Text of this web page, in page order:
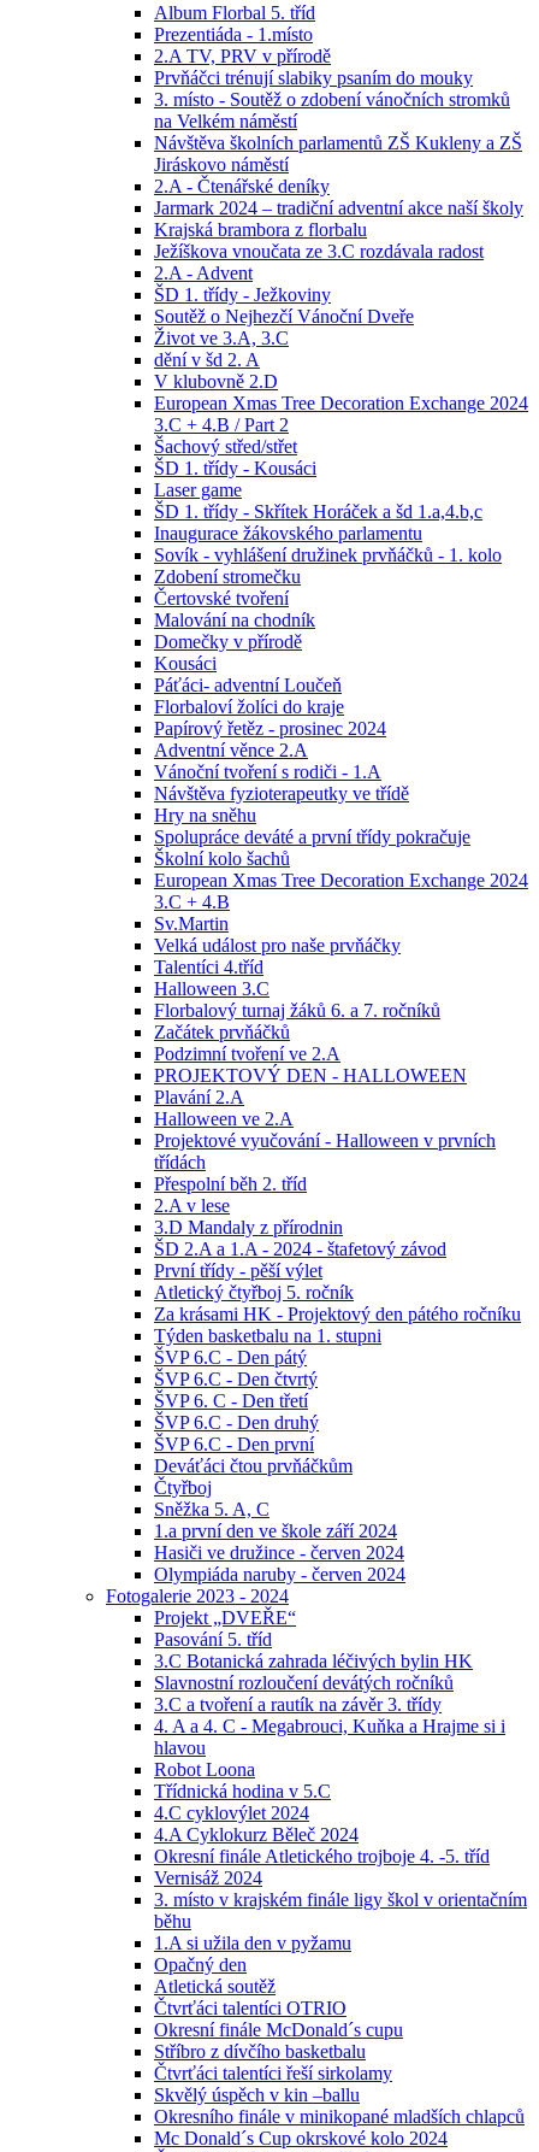
Album Florbal 5. tříd
Prezentiáda - 1.místo
2.A TV, PRV v přírodě
Prvňáčci trénují slabiky psaním do mouky
3. místo - Soutěž o zdobení vánočních stromků
na Velkém náměstí
Návštěva školních parlamentů ZŠ Kukleny a ZŠ
Jiráskovo náměstí
2.A - Čtenářské deníky
Jarmark 2024 – tradiční adventní akce naší školy
Krajská brambora z florbalu
Ježíškova vnoučata ze 3.C rozdávala radost
2.A - Advent
ŠD 1. třídy - Ježkoviny
Soutěž o Nejhezčí Vánoční Dveře
Život ve 3.A, 3.C
dění v šd 2. A
V klubovně 2.D
European Xmas Tree Decoration Exchange 2024
3.C + 4.B / Part 2
Šachový střed/střet
ŠD 1. třídy - Kousáci
Laser game
ŠD 1. třídy - Skřítek Horáček a šd 1.a,4.b,c
Inaugurace žákovského parlamentu
Sovík - vyhlášení družinek prvňáčků - 1. kolo
Zdobení stromečku
Čertovské tvoření
Malování na chodník
Domečky v přírodě
Kousáci
Páťáci- adventní Loučeň
Florbaloví žolíci do kraje
Papírový řetěz - prosinec 2024
Adventní věnce 2.A
Vánoční tvoření s rodiči - 1.A
Návštěva fyzioterapeutky ve třídě
Hry na sněhu
Spolupráce deváté a první třídy pokračuje
Školní kolo šachů
European Xmas Tree Decoration Exchange 2024
3.C + 4.B
Sv.Martin
Velká událost pro naše prvňáčky
Talentíci 4.tříd
Halloween 3.C
Florbalový turnaj žáků 6. a 7. ročníků
Začátek prvňáčků
Podzimní tvoření ve 2.A
PROJEKTOVÝ DEN - HALLOWEEN
Plavání 2.A
Halloween ve 2.A
Projektové vyučování - Halloween v prvních
třídách
Přespolní běh 2. tříd
2.A v lese
3.D Mandaly z přírodnin
ŠD 2.A a 1.A - 2024 - štafetový závod
První třídy - pěší výlet
Atletický čtyřboj 5. ročník
Za krásami HK - Projektový den pátého ročníku
Týden basketbalu na 1. stupni
ŠVP 6.C - Den pátý
ŠVP 6.C - Den čtvrtý
ŠVP 6. C - Den třetí
ŠVP 6.C - Den druhý
ŠVP 6.C - Den první
Deváťáci čtou prvňáčkům
Čtyřboj
Sněžka 5. A, C
1.a první den ve škole září 2024
Hasiči ve družince - červen 2024
Olympiáda naruby - červen 2024
Fotogalerie 2023 - 2024
Projekt „DVEŘE“
Pasování 5. tříd
3.C Botanická zahrada léčivých bylin HK
Slavnostní rozloučení devátých ročníků
3.C a tvoření a rautík na závěr 3. třídy
4. A a 4. C - Megabrouci, Kuňka a Hrajme si i
hlavou
Robot Loona
Třídnická hodina v 5.C
4.C cyklovýlet 2024
4.A Cyklokurz Běleč 2024
Okresní finále Atletického trojboje 4. -5. tříd
Vernisáž 2024
3. místo v krajském finále ligy škol v orientačním
běhu
1.A si užila den v pyžamu
Opačný den
Atletická soutěž
Čtvrťáci talentíci OTRIO
Okresní finále McDonald´s cupu
Stříbro z dívčího basketbalu
Čtvrťáci talentíci řeší sirkolamy
Skvělý úspěch v kin –ballu
Okresního finále v minikopané mladších chlapců
Mc Donald´s Cup okrskové kolo 2024